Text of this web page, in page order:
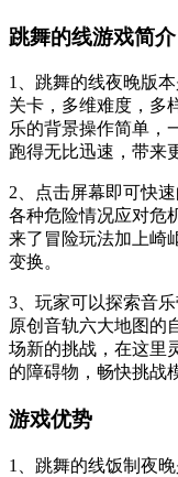
跳舞的线游戏简介
1、跳舞的线夜晚版
关卡，多维难度，多
乐的背景操作简单，
跑得无比迅速，带来
2、点击屏幕即可快
各种危险情况应对危
来了冒险玩法加上崎
变换。
3、玩家可以探索音
原创音轨六大地图的
场新的挑战，在这里
的障碍物，畅快挑战
游戏优势
1、跳舞的线饭制夜